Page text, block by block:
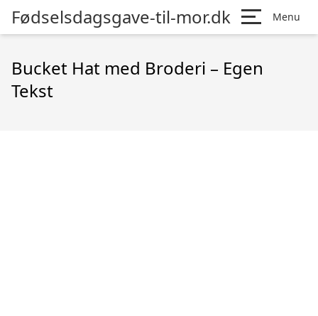
Fødselsdagsgave-til-mor.dk Menu
Bucket Hat med Broderi – Egen
Tekst